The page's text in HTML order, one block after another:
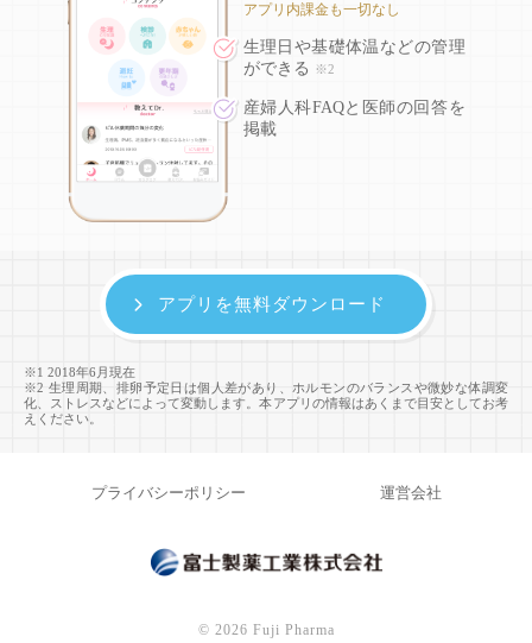
アプリ内課金も一切なし
生理日や基礎体温などの管理
ができる
※2
産婦人科FAQと医師の回答を
掲載
※1 2018年6月現在
※2 生理周期、排卵予定日は個人差があり、ホルモンのバランスや微妙な体調変
化、ストレスなどによって変動します。本アプリの情報はあくまで目安としてお考
えください。
アプリを無料ダウンロード
プライバシーポリシー 運営会社
© 2026 Fuji Pharma